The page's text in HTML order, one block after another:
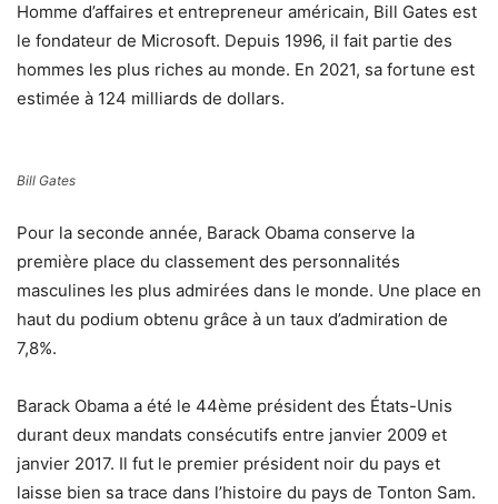
Homme d’affaires et entrepreneur américain, Bill Gates est
le fondateur de Microsoft. Depuis 1996, il fait partie des
hommes les plus riches au monde. En 2021, sa fortune est
estimée à 124 milliards de dollars.
Bill Gates
Pour la seconde année, Barack Obama conserve la
première place du classement des personnalités
masculines les plus admirées dans le monde. Une place en
haut du podium obtenu grâce à un taux d’admiration de
7,8%.
Barack Obama a été le 44ème président des États-Unis
durant deux mandats consécutifs entre janvier 2009 et
janvier 2017. Il fut le premier président noir du pays et
laisse bien sa trace dans l’histoire du pays de Tonton Sam.